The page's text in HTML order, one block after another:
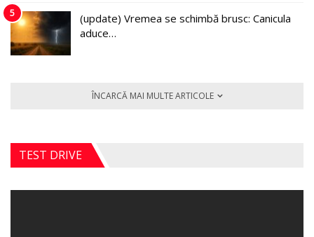
5
(update) Vremea se schimbă brusc: Canicula
aduce…
ÎNCARCĂ MAI MULTE ARTICOLE
TEST DRIVE